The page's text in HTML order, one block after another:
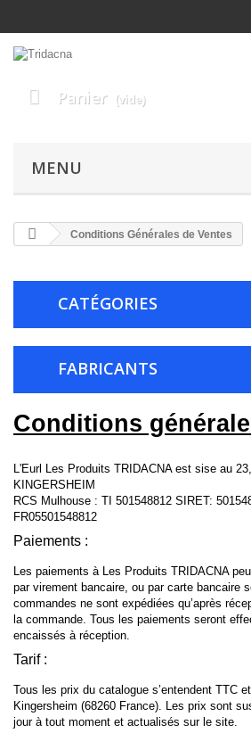
Panier (vide)
MENU
Conditions Générales de Ventes
CATÉGORIES
FABRICANTS
Conditions
L'Eurl Les Produits TRIDACNA est sise au
KINGERSHEIM
RCS Mulhouse : TI 501548812 SIRET:
FR05501548812
Paiements :
Les paiements à Les Produits TRIDACNA
par virement bancaire, ou par carte bancaire
commandes ne sont expédiées qu’après
la commande. Tous les paiements seront
encaissés à réception.
Tarif :
Tous les prix du catalogue s’entendent TTC
Kingersheim (68260 France). Les prix sont
jour à tout moment et actualisés sur le site.